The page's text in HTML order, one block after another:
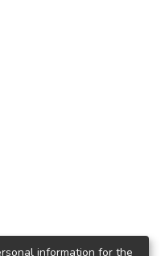
information for the